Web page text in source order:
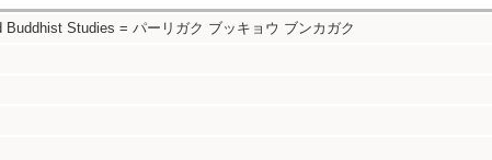
Buddhist Studies = パーリガク ブッキョウ ブンカガク